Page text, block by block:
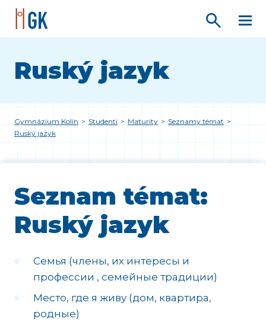
Ruský jazyk
Gymnázium Kolín > Studenti > Maturity > Seznamy témat >
Ruský jazyk
Seznam témat:
Ruský jazyk
Семья (члены, их интересы и
профессии , семейные традиции)
Место, где я живу (дом, квартира,
родные)